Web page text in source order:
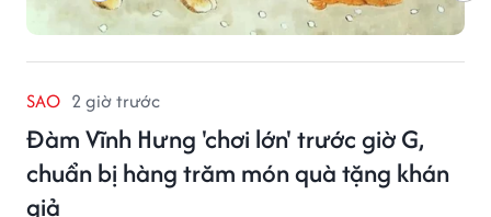
SAO 2 giờ trước
Đàm Vĩnh Hưng 'chơi lớn' trước giờ G,
chuẩn bị hàng trăm món quà tặng khán
giả